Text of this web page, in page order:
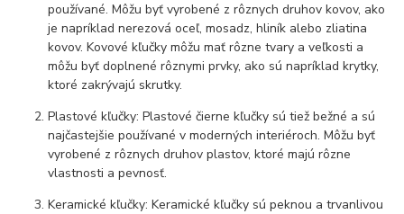
používané. Môžu byť vyrobené z rôznych druhov kovov, ako
je napríklad nerezová oceľ, mosadz, hliník alebo zliatina
kovov. Kovové kľučky môžu mať rôzne tvary a veľkosti a
môžu byť doplnené rôznymi prvky, ako sú napríklad krytky,
ktoré zakrývajú skrutky.
Plastové kľučky: Plastové čierne kľučky sú tiež bežné a sú
najčastejšie používané v moderných interiéroch. Môžu byť
vyrobené z rôznych druhov plastov, ktoré majú rôzne
vlastnosti a pevnosť.
Keramické kľučky: Keramické kľučky sú peknou a trvanlivou